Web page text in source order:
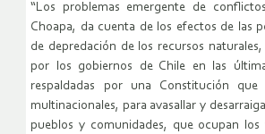
“Los problemas emergente de
Choapa, da cuenta de los efectos de las
de depredación de los recursos
por los gobiernos de Chile en las
respaldadas por una Constitución
multinacionales, para avasallar y
pueblos y comunidades, que ocupan los